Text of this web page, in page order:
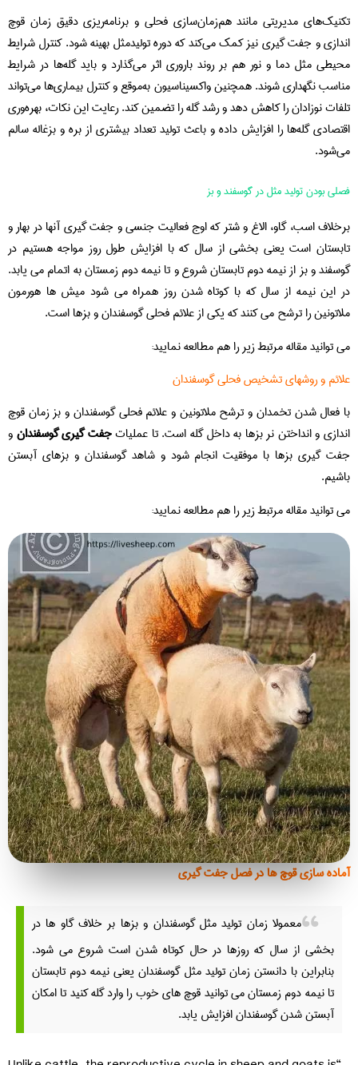
تکنیک‌های مدیریتی مانند هم‌زمان‌سازی فحلی و برنامه‌ریزی دقیق زمان قوچ
اندازی و جفت گیری نیز کمک می‌کند که دوره تولیدمثل بهینه شود. کنترل شرایط
محیطی مثل دما و نور هم بر روند باروری اثر می‌گذارد و باید گله‌ها در شرایط
مناسب نگهداری شوند. همچنین واکسیناسیون به‌موقع و کنترل بیماری‌ها می‌تواند
تلفات نوزادان را کاهش دهد و رشد گله را تضمین کند. رعایت این نکات، بهره‌وری
اقتصادی گله‌ها را افزایش داده و باعث تولید تعداد بیشتری از بره و بزغاله سالم
می‌شود.
فصلی بودن تولید مثل در گوسفند و بز
برخلاف اسب، گاو، الاغ و شتر که اوج فعالیت جنسی و جفت گیری آنها در بهار و
تابستان است یعنی بخشی از سال که با افزایش طول روز مواجه هستیم در
گوسفند و بز از نیمه دوم تابستان شروع و تا نیمه دوم زمستان به اتمام می یابد.
در این نیمه از سال که با کوتاه شدن روز همراه می شود میش ها هورمون
ملاتونین را ترشح می کنند که یکی از علائم فحلی گوسفندان و بزها است.
می توانید مقاله مرتبط زیر را هم مطالعه نمایید:
علائم و روشهای تشخیص فحلی گوسفندان
با فعال شدن تخمدان و ترشح ملاتونین و علائم فحلی گوسفندان و بز زمان قوچ
اندازی و انداختن نر بزها به داخل گله است. تا عملیاتجفت گیری گوسفندانو
جفت گیری بزها با موفقیت انجام شود و شاهد گوسفندان و بزهای آبستن
باشیم.
می توانید مقاله مرتبط زیر را هم مطالعه نمایید:
آماده سازی قوچ ها در فصل جفت گیری
معمولا زمان تولید مثل گوسفندان و بزها بر خلاف گاو ها در
بخشی از سال که روزها در حال کوتاه شدن است شروع می شود.
بنابراین با دانستن زمان تولید مثل گوسفندان یعنی نیمه دوم تابستان
تا نیمه دوم زمستان می توانید قوچ های خوب را وارد گله کنید تا امکان
آبستن شدن گوسفندان افزایش یابد.